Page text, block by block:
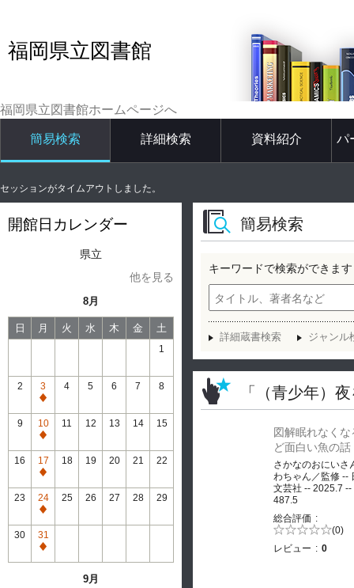
福岡県立図書館
福岡県立図書館ホームページへ
簡易検索 詳細検索 資料紹介 パ
セッションがタイムアウトしました。
開館日カレンダー
県立
他を見る
8月
日 月 火 水 木 金 土
1
2
3
通
常
休
館
4 5 6 7 8
9
10
通
常
休
館
11 12 13 14 15
16
17
通
常
休
館
18 19 20 21 22
23
24
通
常
休
館
25 26 27 28 29
30
31
通
9月
簡易検索
キーワードで検索ができます
詳細蔵書検索 ジャンル
「（青少年）
図解眠れなくな
ど面白い魚の話
さかなのおにいさ
わちゃん／監修 --
文芸社 -- 2025.7 --
487.5
総合評価
5段階評価の (0)
レビュー
0